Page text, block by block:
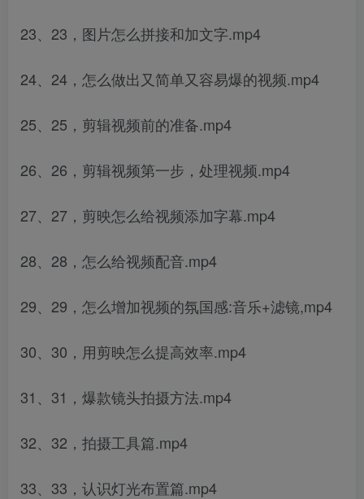
23、23，图片怎么拼接和加文字.mp4
24、24，怎么做出又简单又容易爆的视频.mp4
25、25，剪辑视频前的准备.mp4
26、26，剪辑视频第一步，处理视频.mp4
27、27，剪映怎么给视频添加字幕.mp4
28、28，怎么给视频配音.mp4
29、29，怎么增加视频的氛国感:音乐+滤镜,mp4
30、30，用剪映怎么提高效率.mp4
31、31，爆款镜头拍摄方法.mp4
32、32，拍摄工具篇.mp4
33、33，认识灯光布置篇.mp4